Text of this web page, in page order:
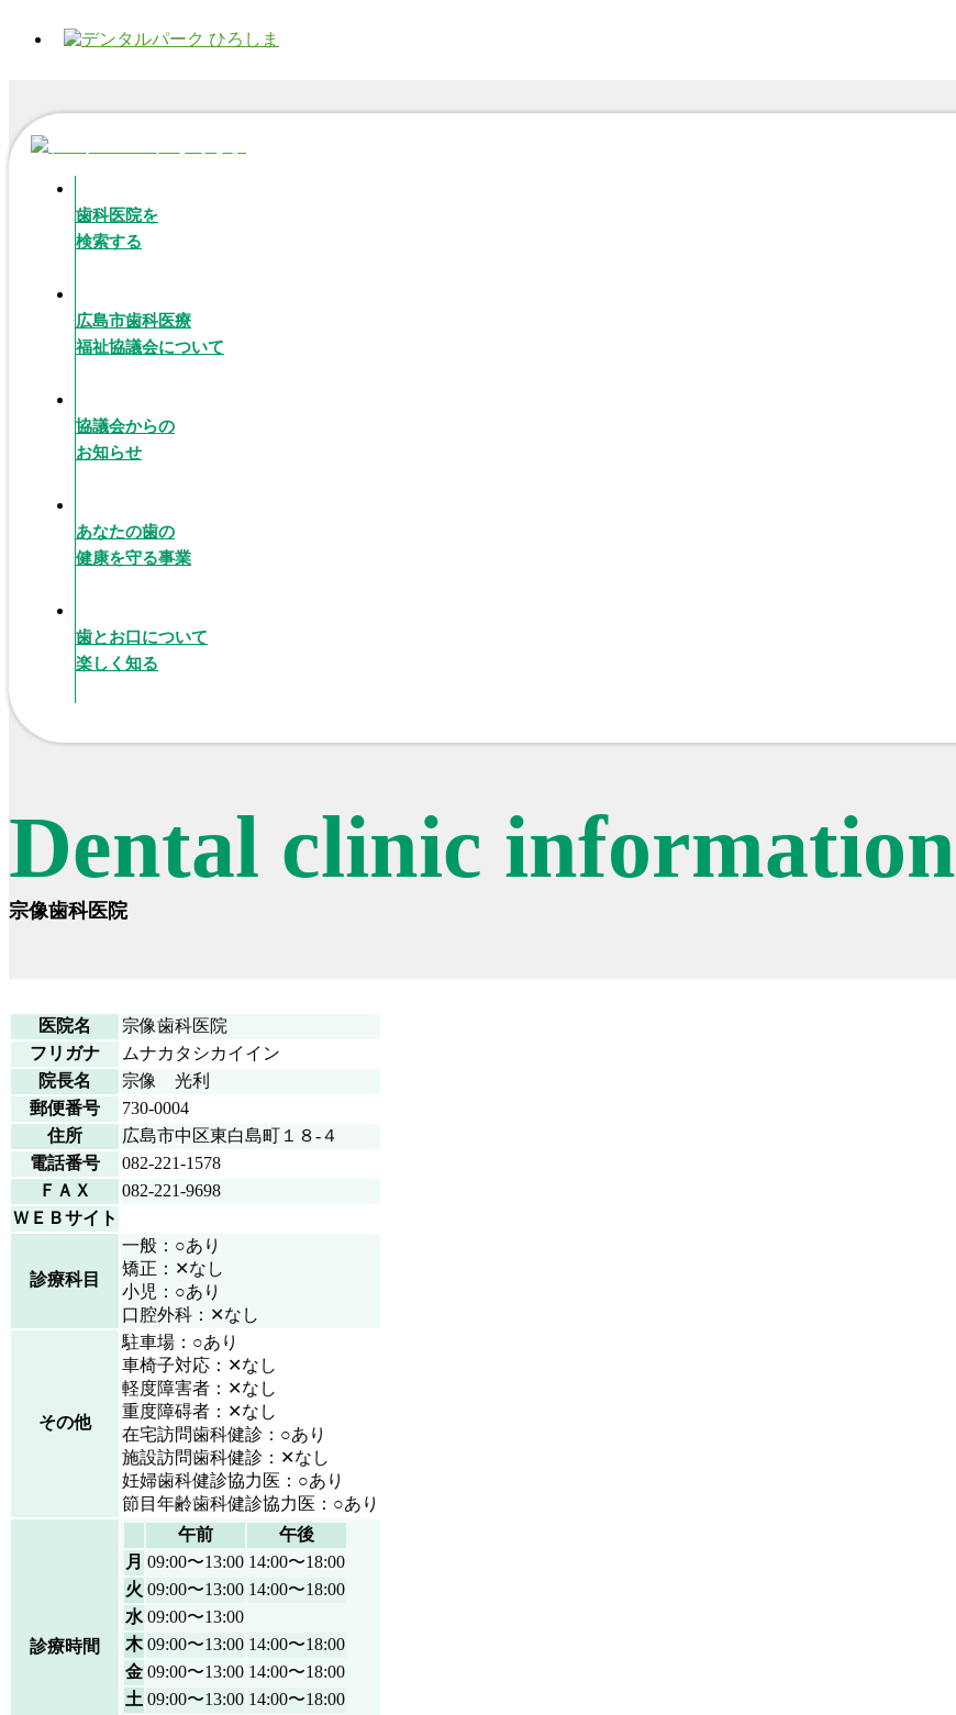
歯科医院を
検索する
広島市歯科医療
福祉協議会について
協議会からの
お知らせ
あなたの歯の
健康を守る事業
歯とお口について
楽しく知る
Dental clinic information
宗像歯科医院
医院名
宗像歯科医院
フリガナ
ムナカタシカイイン
院長名
宗像 光利
郵便番号
730-0004
住所
広島市中区東白島町１８-４
電話番号
082-221-1578
ＦＡＸ
082-221-9698
ＷＥＢサイト
診療科目
一般：○あり
矯正：✕なし
小児：○あり
口腔外科：✕なし
その他
駐車場：○あり
車椅子対応：✕なし
軽度障害者：✕なし
重度障碍者：✕なし
在宅訪問歯科健診：○あり
施設訪問歯科健診：✕なし
妊婦歯科健診協力医：○あり
節目年齢歯科健診協力医：○あり
診療時間
午前
午後
月 09:00〜13:00 14:00〜18:00
火 09:00〜13:00 14:00〜18:00
水 09:00〜13:00
木 09:00〜13:00 14:00〜18:00
金 09:00〜13:00 14:00〜18:00
土 09:00〜13:00 14:00〜18:00